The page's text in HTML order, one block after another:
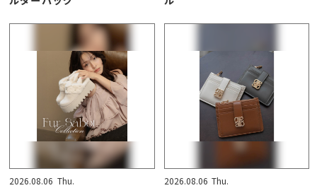
2026.08.06 Thu.
2026.08.06 Thu.